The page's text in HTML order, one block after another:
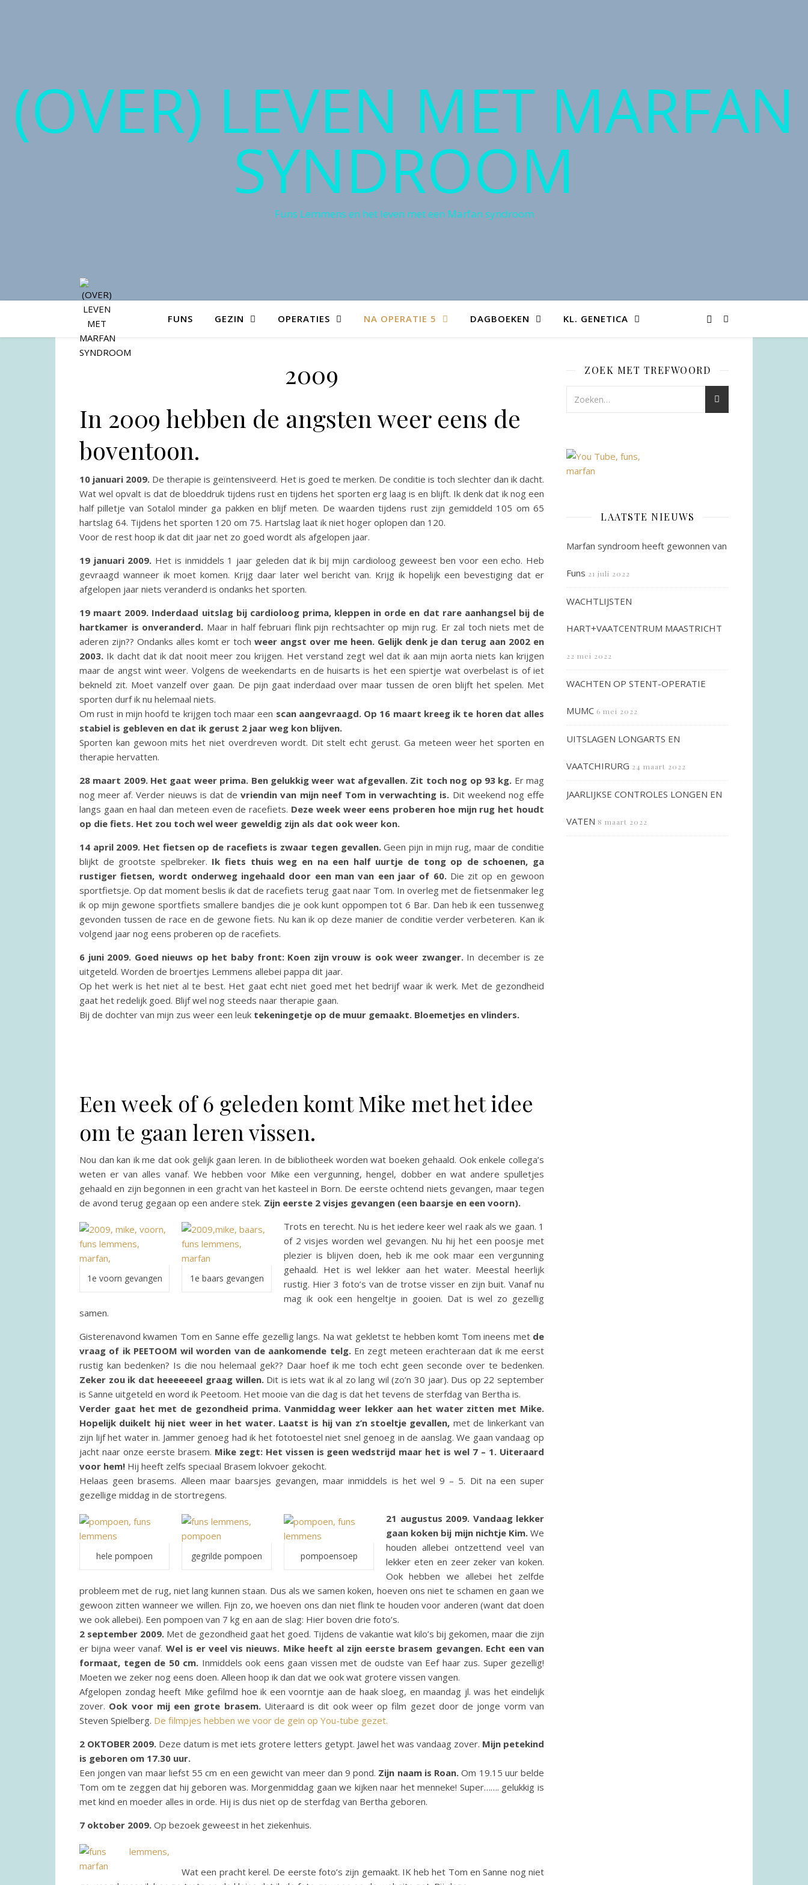
(OVER) LEVEN MET MARFAN
SYNDROOM
Funs Lemmens en het leven met een Marfan syndroom
FUNS GEZIN OPERATIES NA OPERATIE 5 DAGBOEKEN KL. GENETICA
2009
In 2009 hebben de angsten weer eens de
boventoon.
10 januari 2009. De therapie is geïntensiveerd. Het is goed te merken. De conditie is toch slechter dan ik dacht.
Wat wel opvalt is dat de bloeddruk tijdens rust en tijdens het sporten erg laag is en blijft. Ik denk dat ik nog een
half pilletje van Sotalol minder ga pakken en blijf meten. De waarden tijdens rust zijn gemiddeld 105 om 65
hartslag 64. Tijdens het sporten 120 om 75. Hartslag laat ik niet hoger oplopen dan 120.
Voor de rest hoop ik dat dit jaar net zo goed wordt als afgelopen jaar.
19 januari 2009. Het is inmiddels 1 jaar geleden dat ik bij mijn cardioloog geweest ben voor een echo. Heb
gevraagd wanneer ik moet komen. Krijg daar later wel bericht van. Krijg ik hopelijk een bevestiging dat er
afgelopen jaar niets veranderd is ondanks het sporten.
19 maart 2009. Inderdaad uitslag bij cardioloog prima, kleppen in orde en dat rare aanhangsel bij de
hartkamer is onveranderd. Maar in half februari flink pijn rechtsachter op mijn rug. Er zal toch niets met de
aderen zijn?? Ondanks alles komt er tochweer angst over me heen. Gelijk denk je dan terug aan 2002 en
2003. Ik dacht dat ik dat nooit meer zou krijgen. Het verstand zegt wel dat ik aan mijn aorta niets kan krijgen
maar de angst wint weer. Volgens de weekendarts en de huisarts is het een spiertje wat overbelast is of iet
bekneld zit. Moet vanzelf over gaan. De pijn gaat inderdaad over maar tussen de oren blijft het spelen. Met
sporten durf ik nu helemaal niets.
Om rust in mijn hoofd te krijgen toch maar een scan aangevraagd. Op 16 maart kreeg ik te horen dat alles
stabiel is gebleven en dat ik gerust 2 jaar weg kon blijven.
Sporten kan gewoon mits het niet overdreven wordt. Dit stelt echt gerust. Ga meteen weer het sporten en
therapie hervatten.
28 maart 2009. Het gaat weer prima. Ben gelukkig weer wat afgevallen. Zit toch nog op 93 kg. Er mag
nog meer af. Verder nieuws is dat devriendin van mijn neef Tom in verwachting is. Dit weekend nog effe
langs gaan en haal dan meteen even de racefiets. Deze week weer eens proberen hoe mijn rug het houdt
op die fiets. Het zou toch wel weer geweldig zijn als dat ook weer kon.
14 april 2009. Het fietsen op de racefiets is zwaar tegen gevallen.Geen pijn in mijn rug, maar de conditie
blijkt de grootste spelbreker. Ik fiets thuis weg en na een half uurtje de tong op de schoenen, ga
rustiger fietsen, wordt onderweg ingehaald door een man van een jaar of 60.Die zit op en gewoon
sportfietsje. Op dat moment beslis ik dat de racefiets terug gaat naar Tom. In overleg met de fietsenmaker leg
ik op mijn gewone sportfiets smallere bandjes die je ook kunt oppompen tot 6 Bar. Dan heb ik een tussenweg
gevonden tussen de race en de gewone fiets. Nu kan ik op deze manier de conditie verder verbeteren. Kan ik
volgend jaar nog eens proberen op de racefiets.
6 juni 2009. Goed nieuws op het baby front: Koen zijn vrouw is ook weer zwanger.In december is ze
uitgeteld. Worden de broertjes Lemmens allebei pappa dit jaar.
Op het werk is het niet al te best. Het gaat echt niet goed met het bedrijf waar ik werk. Met de gezondheid
gaat het redelijk goed. Blijf wel nog steeds naar therapie gaan.
Bij de dochter van mijn zus weer een leuk tekeningetje op de muur gemaakt. Bloemetjes en vlinders.
Een week of 6 geleden komt Mike met het idee
om te gaan leren vissen.
Nou dan kan ik me dat ook gelijk gaan leren. In de bibliotheek worden wat boeken gehaald. Ook enkele collega’s
weten er van alles vanaf. We hebben voor Mike een vergunning, hengel, dobber en wat andere spulletjes
gehaald en zijn begonnen in een gracht van het kasteel in Born. De eerste ochtend niets gevangen, maar tegen
de avond terug gegaan op een andere stek. Zijn eerste 2 visjes gevangen (een baarsje en een voorn).
1e voorn gevangen 1e baars gevangen
Trots en terecht. Nu is het iedere keer wel raak als we gaan. 1
of 2 visjes worden wel gevangen. Nu hij het een poosje met
plezier is blijven doen, heb ik me ook maar een vergunning
gehaald. Het is wel lekker aan het water. Meestal heerlijk
rustig. Hier 3 foto’s van de trotse visser en zijn buit. Vanaf nu
mag ik ook een hengeltje in gooien. Dat is wel zo gezellig
samen.
Gisterenavond kwamen Tom en Sanne effe gezellig langs. Na wat gekletst te hebben komt Tom ineens met de
vraag of ik PEETOOM wil worden van de aankomende telg.En zegt meteen erachteraan dat ik me eerst
rustig kan bedenken? Is die nou helemaal gek?? Daar hoef ik me toch echt geen seconde over te bedenken.
Zeker zou ik dat heeeeeeel graag willen.Dit is iets wat ik al zo lang wil (zo’n 30 jaar). Dus op 22 september
is Sanne uitgeteld en word ik Peetoom. Het mooie van die dag is dat het tevens de sterfdag van Bertha is.
Verder gaat het met de gezondheid prima. Vanmiddag weer lekker aan het water zitten met Mike.
Hopelijk duikelt hij niet weer in het water. Laatst is hij van z’n stoeltje gevallen, met de linkerkant van
zijn lijf het water in. Jammer genoeg had ik het fototoestel niet snel genoeg in de aanslag. We gaan vandaag op
jacht naar onze eerste brasem. Mike zegt: Het vissen is geen wedstrijd maar het is wel 7 – 1. Uiteraard
voor hem! Hij heeft zelfs speciaal Brasem lokvoer gekocht.
Helaas geen brasems. Alleen maar baarsjes gevangen, maar inmiddels is het wel 9 – 5. Dit na een super
gezellige middag in de stortregens.
hele pompoen gegrilde pompoen pompoensoep
21 augustus 2009. Vandaag lekker
gaan koken bij mijn nichtje Kim.We
houden allebei ontzettend veel van
lekker eten en zeer zeker van koken.
Ook hebben we allebei het zelfde
probleem met de rug, niet lang kunnen staan. Dus als we samen koken, hoeven ons niet te schamen en gaan we
gewoon zitten wanneer we willen. Fijn zo, we hoeven ons dan niet flink te houden voor anderen (want dat doen
we ook allebei). Een pompoen van 7 kg en aan de slag: Hier boven drie foto’s.
2 september 2009. Met de gezondheid gaat het goed. Tijdens de vakantie wat kilo’s bij gekomen, maar die zijn
er bijna weer vanaf. Wel is er veel vis nieuws. Mike heeft al zijn eerste brasem gevangen. Echt een van
formaat, tegen de 50 cm. Inmiddels ook eens gaan vissen met de oudste van Eef haar zus. Super gezellig!
Moeten we zeker nog eens doen. Alleen hoop ik dan dat we ook wat grotere vissen vangen.
Afgelopen zondag heeft Mike gefilmd hoe ik een voorntje aan de haak sloeg, en maandag jl. was het eindelijk
zover. Ook voor mij een grote brasem.Uiteraard is dit ook weer op film gezet door de jonge vorm van
Steven Spielberg. De filmpjes hebben we voor de gein op You-tube gezet.
2 OKTOBER 2009. Deze datum is met iets grotere letters getypt. Jawel het was vandaag zover. Mijn petekind
is geboren om 17.30 uur.
Een jongen van maar liefst 55 cm en een gewicht van meer dan 9 pond. Zijn naam is Roan. Om 19.15 uur belde
Tom om te zeggen dat hij geboren was. Morgenmiddag gaan we kijken naar het menneke! Super……. gelukkig is
met kind en moeder alles in orde. Hij is dus niet op de sterfdag van Bertha geboren.
7 oktober 2009. Op bezoek geweest in het ziekenhuis.
Wat een pracht kerel. De eerste foto’s zijn gemaakt. IK heb het Tom en Sanne nog niet
ZOEK MET TREFWOORD
LAATSTE NIEUWS
Marfan syndroom heeft gewonnen van
Funs 21 juli 2022
WACHTLIJSTEN
HART+VAATCENTRUM MAASTRICHT
22 mei 2022
WACHTEN OP STENT-OPERATIE
MUMC 6 mei 2022
UITSLAGEN LONGARTS EN
VAATCHIRURG 24 maart 2022
JAARLIJKSE CONTROLES LONGEN EN
VATEN 8 maart 2022